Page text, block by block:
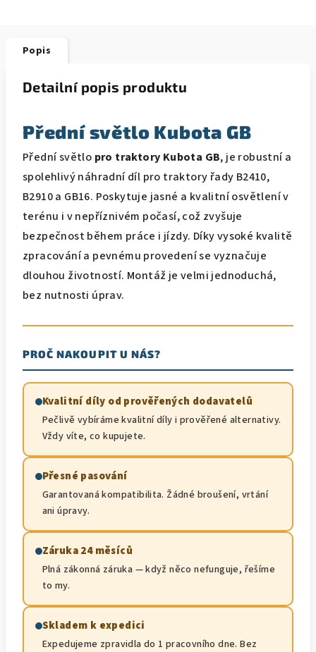
Popis
Detailní popis produktu
Přední světlo Kubota GB
Přední světlo pro traktory Kubota GB, je robustní a
spolehlivý náhradní díl pro traktory řady B2410,
B2910 a GB16. Poskytuje jasné a kvalitní osvětlení v
terénu i v nepříznivém počasí, což zvyšuje
bezpečnost během práce i jízdy. Díky vysoké kvalitě
zpracování a pevnému provedení se vyznačuje
dlouhou životností. Montáž je velmi jednoduchá,
bez nutnosti úprav.
PROČ NAKOUPIT U NÁS?
Kvalitní díly od prověřených dodavatelů
Pečlivě vybíráme kvalitní díly i prověřené alternativy.
Vždy víte, co kupujete.
Přesné pasování
Garantovaná kompatibilita. Žádné broušení, vrtání
ani úpravy.
Záruka 24 měsíců
Plná zákonná záruka — když něco nefunguje, řešíme
to my.
Skladem k expedici
Expedujeme zpravidla do 1 pracovního dne. Bez